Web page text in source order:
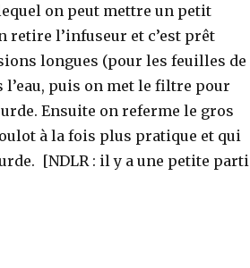
on peut mettre un petit
retire l’infuseur et c’est prêt
longues (pour les feuilles de
puis on met le filtre pour
Ensuite on referme le gros
à la fois plus pratique et qui
[NDLR : il y a une petite